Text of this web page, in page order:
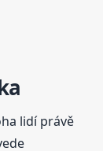
lidí právě